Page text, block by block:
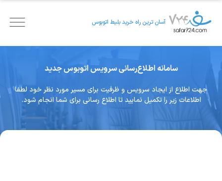
آسان ترین راه خرید بلیط اتوبوس
سامانه اطلاع‌رسانی سرویس اتوبوس جدید
جهت اطلاع از ایجاد سرویس و ظرفیت برای مسیر مورد نظر خود لطفا
اطلاعات زیر را تکمیل نمایید تا اطلاع رسانی برای شما انجام شود.